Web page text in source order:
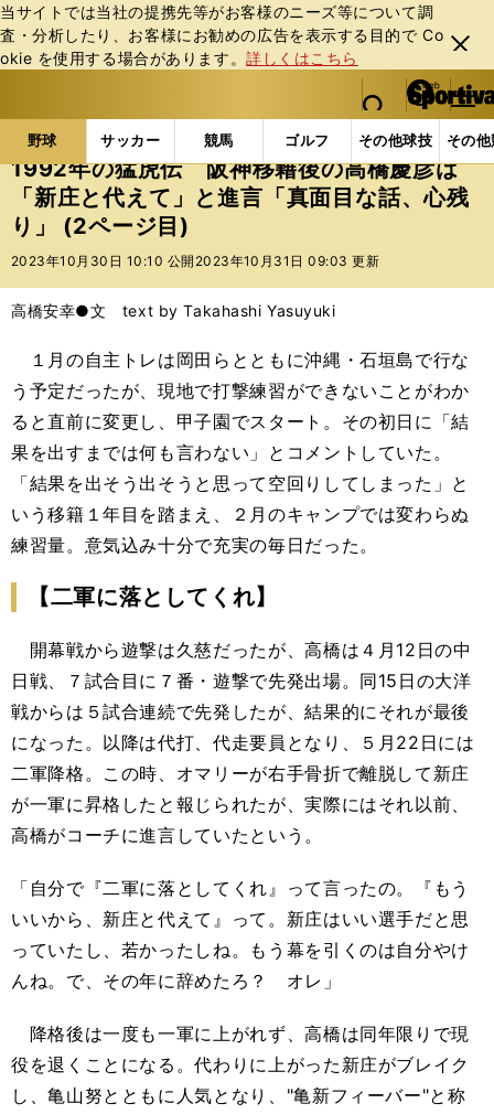
当サイトでは当社の提携先等がお客様のニーズ等について調
査・分析したり、お客様にお勧めの広告を表⽰する⽬的で Co
okie を使⽤する場合があります。詳しくはこちら
閉じ
る
web Sportiva (webスポルティーバ)
検索
マイペ
ー
ジ
メニュ
野球 サッカー 競馬 ゴルフ その他球技 その
b
ス
ポ
ル
テ
ー
バ
野球の記事一覧 プロ野球 1992年の猛虎伝 阪神移
1992年の猛虎伝 阪神移籍後の高橋慶彦は
「新庄と代えて」と進言「真面目な話、心残
り」 (2ページ目)
2023年10月30日 10:10 公開 2023年10月31日 09:03 更新
高橋安幸●文 text by Takahashi Yasuyuki
１月の自主トレは岡田らとともに沖縄・石垣島で行な
う予定だったが、現地で打撃練習ができないことがわか
ると直前に変更し、甲子園でスタート。その初日に「結
果を出すまでは何も言わない」とコメントしていた。
「結果を出そう出そうと思って空回りしてしまった」と
いう移籍１年目を踏まえ、２月のキャンプでは変わらぬ
練習量。意気込み十分で充実の毎日だった。
【二軍に落としてくれ】
開幕戦から遊撃は久慈だったが、高橋は４月12日の中
日戦、７試合目に７番・遊撃で先発出場。同15日の大洋
戦からは５試合連続で先発したが、結果的にそれが最後
になった。以降は代打、代走要員となり、５月22日には
二軍降格。この時、オマリーが右手骨折で離脱して新庄
が一軍に昇格したと報じられたが、実際にはそれ以前、
高橋がコーチに進言していたという。
「自分で『二軍に落としてくれ』って言ったの。『もう
いいから、新庄と代えて』って。新庄はいい選手だと思
っていたし、若かったしね。もう幕を引くのは自分やけ
んね。で、その年に辞めたろ？ オレ」
降格後は一度も一軍に上がれず、高橋は同年限りで現
役を退くことになる。代わりに上がった新庄がブレイク
し、亀山努とともに人気となり、"亀新フィーバー"と称